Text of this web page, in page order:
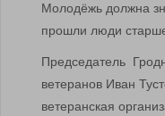
Молодёжь должна
прошли люди
Председатель
ветеранов Иван
ветеранская